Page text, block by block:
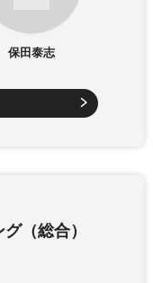
保田泰志
（総合）